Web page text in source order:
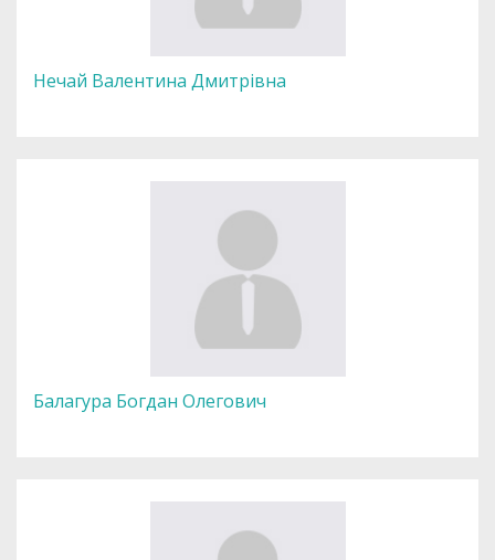
Нечай Валентина Дмитрівна
Балагура Богдан Олегович